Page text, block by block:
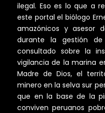
ilegal. Eso es lo que a
este portal el biólogo
amazónicos y asesor
durante la gestión de
consultado sobre la
vigilancia de la marina
Madre de Dios, el
minero en la selva sur
que en la base de la
conviven peruanos